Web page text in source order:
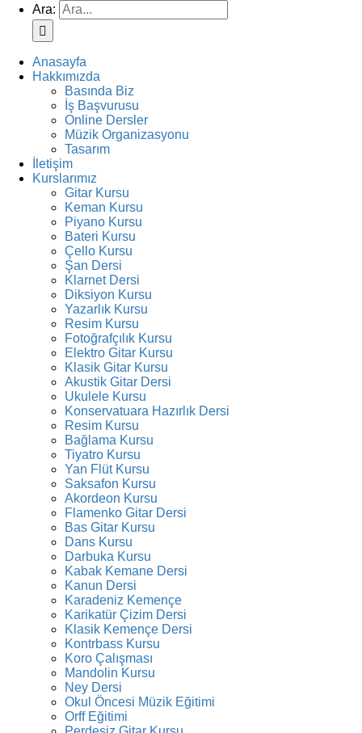
Ara:
Anasayfa
Hakkımızda
Basında Biz
İş Başvurusu
Online Dersler
Müzik Organizasyonu
Tasarım
İletişim
Kurslarımız
Gitar Kursu
Keman Kursu
Piyano Kursu
Bateri Kursu
Çello Kursu
Şan Dersi
Klarnet Dersi
Diksiyon Kursu
Yazarlık Kursu
Resim Kursu
Fotoğrafçılık Kursu
Elektro Gitar Kursu
Klasik Gitar Kursu
Akustik Gitar Dersi
Ukulele Kursu
Konservatuara Hazırlık Dersi
Resim Kursu
Bağlama Kursu
Tiyatro Kursu
Yan Flüt Kursu
Saksafon Kursu
Akordeon Kursu
Flamenko Gitar Dersi
Bas Gitar Kursu
Dans Kursu
Darbuka Kursu
Kabak Kemane Dersi
Kanun Dersi
Karadeniz Kemençe
Karikatür Çizim Dersi
Klasik Kemençe Dersi
Kontrbass Kursu
Koro Çalışması
Mandolin Kursu
Ney Dersi
Okul Öncesi Müzik Eğitimi
Orff Eğitimi